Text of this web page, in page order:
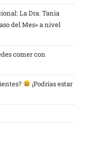
La Dra. Tania
del Mes» a nivel
comer con
¡Podrías estar